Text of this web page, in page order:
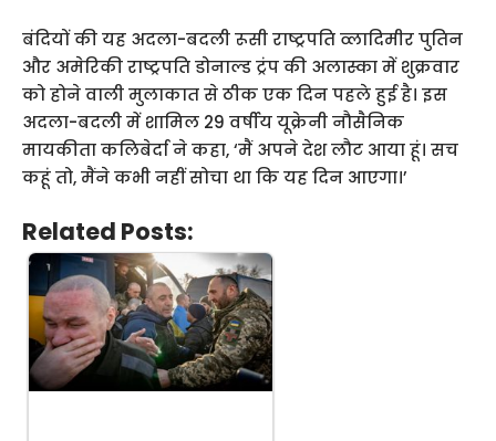
बंदियों की यह अदला-बदली रूसी राष्ट्रपति व्लादिमीर पुतिन
और अमेरिकी राष्ट्रपति डोनाल्ड ट्रंप की अलास्का में शुक्रवार
को होने वाली मुलाकात से ठीक एक दिन पहले हुई है। इस
अदला-बदली में शामिल 29 वर्षीय यूक्रेनी नौसैनिक
मायकीता कलिबेर्दा ने कहा, ‘मैं अपने देश लौट आया हूं। सच
कहूं तो, मैंने कभी नहीं सोचा था कि यह दिन आएगा।’
Related Posts: